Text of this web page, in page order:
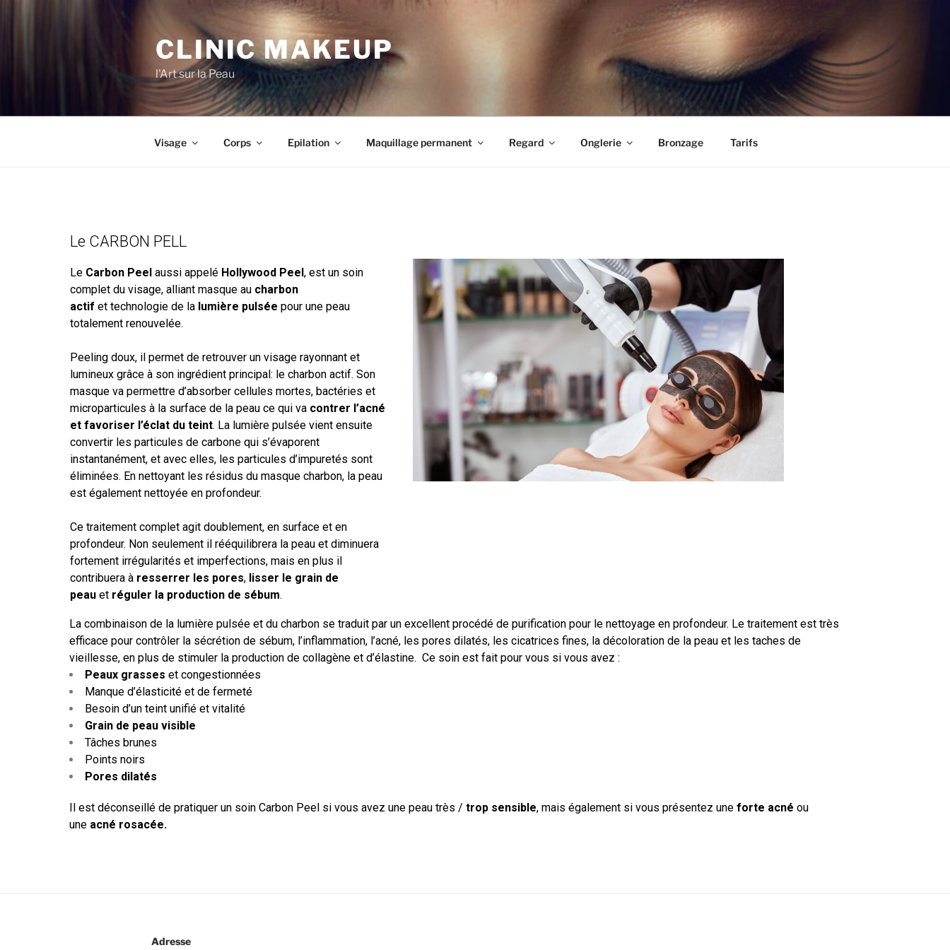
CLINIC MAKEUP
l'Art sur la Peau
Visage Corps Epilation Maquillage permanent Regard Onglerie Bronzage Tarifs
Le CARBON PELL
Le Carbon Peel aussi appelé Hollywood Peel, est un soin
complet du visage, alliant masque au charbon
actif et technologie de la lumière pulsée pour une peau
totalement renouvelée.
Peeling doux, il permet de retrouver un visage rayonnant et
lumineux grâce à son ingrédient principal: le charbon actif. Son
masque va permettre d’absorber cellules mortes, bactéries et
microparticules à la surface de la peau ce qui va contrer l’acné
et favoriser l’éclat du teint. La lumière pulsée vient ensuite
convertir les particules de carbone qui s’évaporent
instantanément, et avec elles, les particules d’impuretés sont
éliminées. En nettoyant les résidus du masque charbon, la peau
est également nettoyée en profondeur.
Ce traitement complet agit doublement, en surface et en
profondeur. Non seulement il rééquilibrera la peau et diminuera
fortement irrégularités et imperfections, mais en plus il
contribuera à resserrer les pores, lisser le grain de
peau et réguler la production de sébum.
La combinaison de la lumière pulsée et du charbon se traduit par un excellent procédé de purification pour le nettoyage en profondeur. Le traitement est très
efficace pour contrôler la sécrétion de sébum, l’inflammation, l’acné, les pores dilatés, les cicatrices fines, la décoloration de la peau et les taches de
vieillesse, en plus de stimuler la production de collagène et d’élastine. Ce soin est fait pour vous si vous avez :
Peaux grasses et congestionnées
Manque d’élasticité et de fermeté
Besoin d’un teint unifié et vitalité
Grain de peau visible
Tâches brunes
Points noirs
Pores dilatés
Il est déconseillé de pratiquer un soin Carbon Peel si vous avez une peau très / trop sensible, mais également si vous présentez une forte acné ou
une acné rosacée.
Adresse